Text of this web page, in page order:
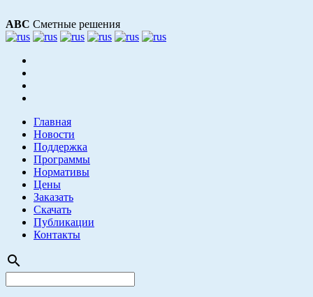
АВС Сметные решения
Главная
Новости
Поддержка
Программы
Нормативы
Цены
Заказать
Скачать
Публикации
Контакты
search